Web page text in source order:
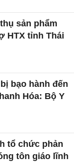
sản phẩm
HTX tỉnh Thái
bạo hành đến
Hóa: Bộ Y
tổ chức phản
tôn giáo lĩnh